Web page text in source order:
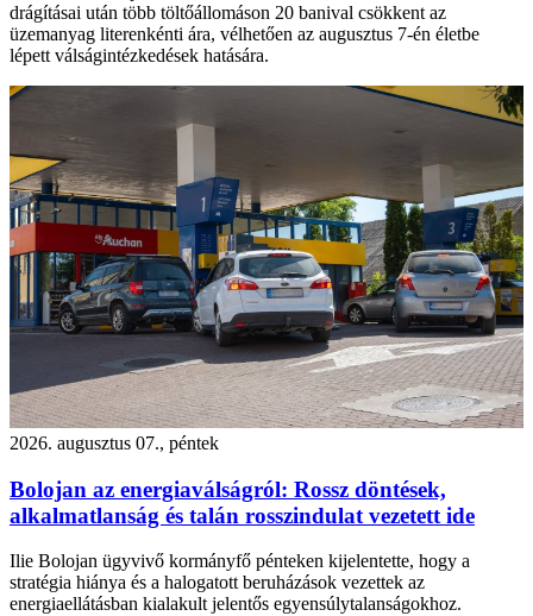
drágításai után több töltőállomáson 20 banival csökkent az
üzemanyag literenkénti ára, vélhetően az augusztus 7-én életbe
lépett válságintézkedések hatására.
2026. augusztus 07., péntek
Bolojan az energiaválságról: Rossz döntések,
alkalmatlanság és talán rosszindulat vezetett ide
Ilie Bolojan ügyvivő kormányfő pénteken kijelentette, hogy a
stratégia hiánya és a halogatott beruházások vezettek az
energiaellátásban kialakult jelentős egyensúlytalanságokhoz.